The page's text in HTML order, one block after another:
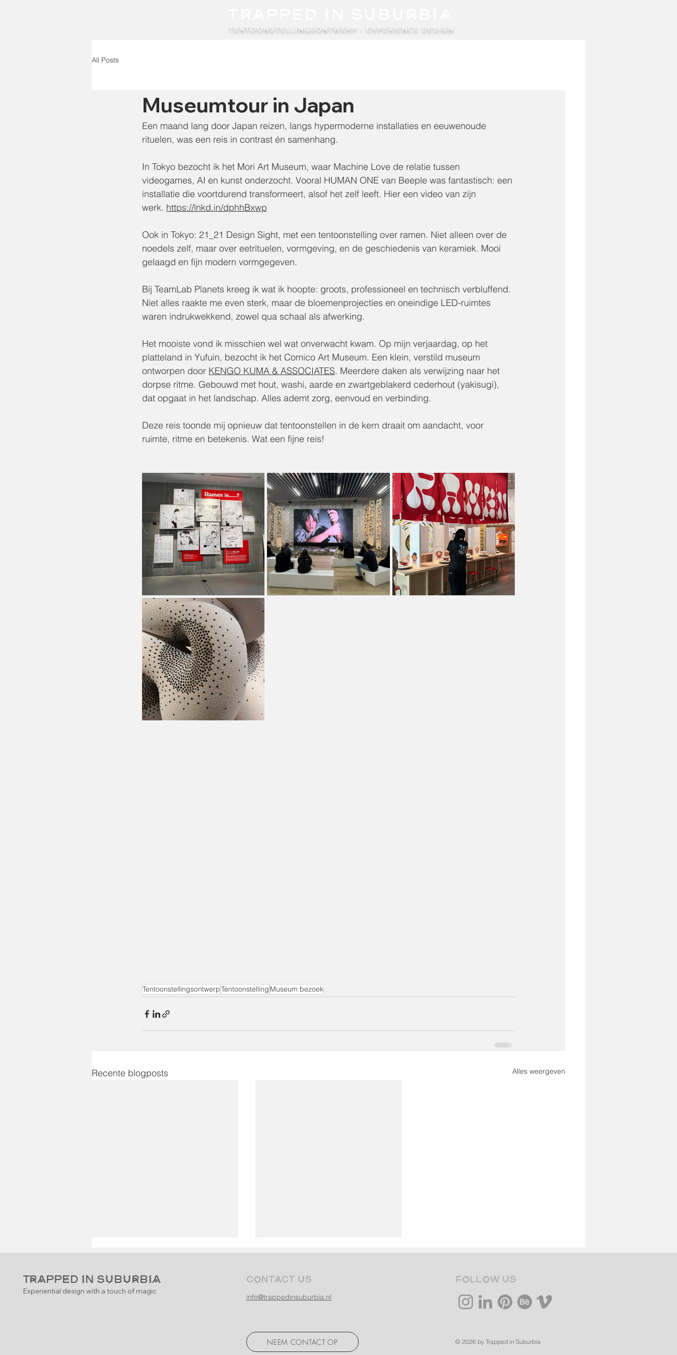
TENTOONSTELLINGSONTWERP - EXPERIENCE DESIGN​
All Posts
Museumtour in Japan
Een maand lang door Japan reizen, langs hypermoderne installaties en eeuwenoude
rituelen, was een reis in contrast én samenhang.
In Tokyo bezocht ik het Mori Art Museum, waar Machine Love de relatie tussen
videogames, AI en kunst onderzocht. Vooral HUMAN ONE van Beeple was fantastisch: een
installatie die voortdurend transformeert, alsof het zelf leeft. Hier een video van zijn
werk. https://lnkd.in/dphhBxwp
Ook in Tokyo: 21_21 Design Sight, met een tentoonstelling over ramen. Niet alleen over de
noedels zelf, maar over eetrituelen, vormgeving, en de geschiedenis van keramiek. Mooi
gelaagd en fijn modern vormgegeven.
Bij TeamLab Planets kreeg ik wat ik hoopte: groots, professioneel en technisch verbluffend.
Niet alles raakte me even sterk, maar de bloemenprojecties en oneindige LED-ruimtes
waren indrukwekkend, zowel qua schaal als afwerking.
Het mooiste vond ik misschien wel wat onverwacht kwam. Op mijn verjaardag, op het
platteland in Yufuin, bezocht ik het Comico Art Museum. Een klein, verstild museum
ontworpen door KENGO KUMA & ASSOCIATES. Meerdere daken als verwijzing naar het
dorpse ritme. Gebouwd met hout, washi, aarde en zwartgeblakerd cederhout (yakisugi),
dat opgaat in het landschap. Alles ademt zorg, eenvoud en verbinding.
Deze reis toonde mij opnieuw dat tentoonstellen in de kern draait om aandacht, voor
ruimte, ritme en betekenis. Wat een fijne reis!
TentoonstellingsontwerpTentoonstelling Museum bezoek
Recente blogposts Alles weergeven
Trapped in Suburbia
Experiential design with a touch of magic
Contact us
info@trappedinsuburbia.nl
NEEM CONTACT OP
Follow us
© 2026 by Trapped in Suburbia